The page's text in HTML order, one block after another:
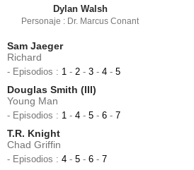
Dylan Walsh
Personaje : Dr. Marcus Conant
Sam Jaeger
Richard
- Episodios : 1 - 2 - 3 - 4 - 5
Douglas Smith (III)
Young Man
- Episodios : 1 - 4 - 5 - 6 - 7
T.R. Knight
Chad Griffin
- Episodios : 4 - 5 - 6 - 7